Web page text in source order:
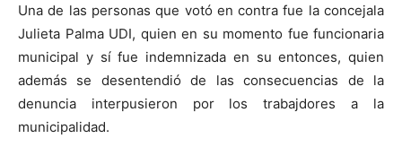
Una de las personas que votó en contra fue la concejala
Julieta Palma UDI, quien en su momento fue funcionaria
municipal y sí fue indemnizada en su entonces, quien
además se desentendió de las consecuencias de la
denuncia interpusieron por los trabajdores a la
municipalidad.